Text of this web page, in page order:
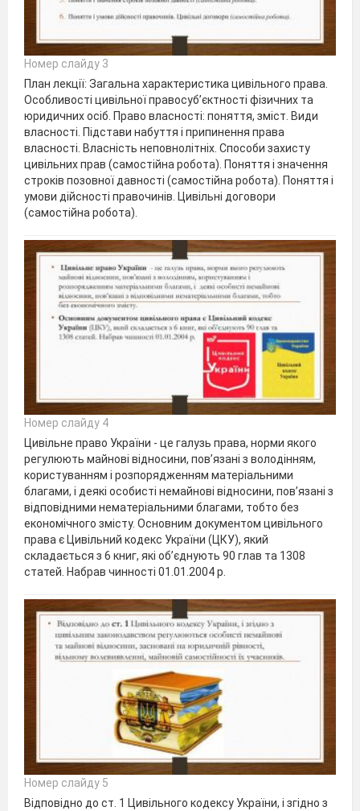
Номер слайду 3
План лекції: Загальна характеристика цивільного права.
Особливості цивільної правосуб’єктності фізичних та
юридичних осіб. Право власності: поняття, зміст. Види
власності. Підстави набуття і припинення права
власності. Власність неповнолітніх. Способи захисту
цивільних прав (самостійна робота). Поняття і значення
строків позовної давності (самостійна робота). Поняття і
умови дійсності правочинів. Цивільні договори
(самостійна робота).
Номер слайду 4
Цивільне право України - це галузь права, норми якого
регулюють майнові відносини, пов’язані з володінням,
користуванням і розпорядженням матеріальними
благами, і деякі особисті немайнові відносини, пов’язані з
відповідними нематеріальними благами, тобто без
економічного змісту. Основним документом цивільного
права є Цивільний кодекс України (ЦКУ), який
складається з 6 книг, які об’єднують 90 глав та 1308
статей. Набрав чинності 01.01.2004 р.
Номер слайду 5
Відповідно до ст. 1 Цивільного кодексу України, і згідно з